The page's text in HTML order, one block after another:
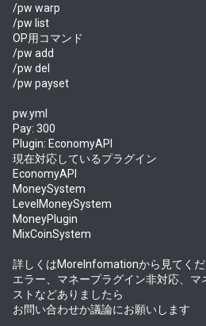
/pw warp
/pw list
OP用コマンド
/pw add
/pw del
/pw payset
pw.yml
Pay: 300
Plugin: EconomyAPI
現在対応しているプラグイン
EconomyAPI
MoneySystem
LevelMoneySystem
MoneyPlugin
MixCoinSystem
詳しくはMoreInfomationから見てく
エラー、マネープラグイン非対応、
ストなどありましたら
お問い合わせか議論にお願いします